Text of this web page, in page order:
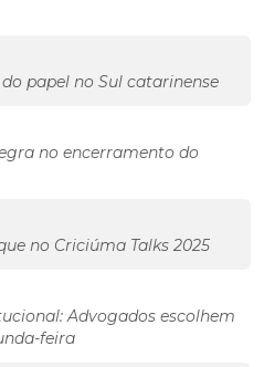
papel no Sul catarinense
no encerramento do
no Criciúma Talks 2025
Advogados escolhem
feira